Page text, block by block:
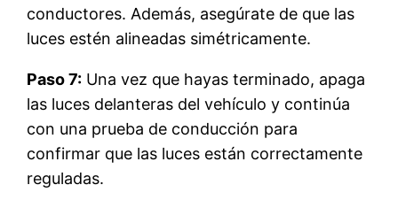
conductores. Además, asegúrate de que las
luces estén alineadas simétricamente.
Paso 7: Una vez que hayas terminado, apaga
las luces delanteras del vehículo y continúa
con una prueba de conducción para
confirmar que las luces están correctamente
reguladas.